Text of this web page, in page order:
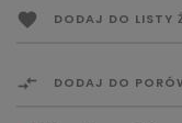
 DODAJ DO LISTY
 DODAJ DO